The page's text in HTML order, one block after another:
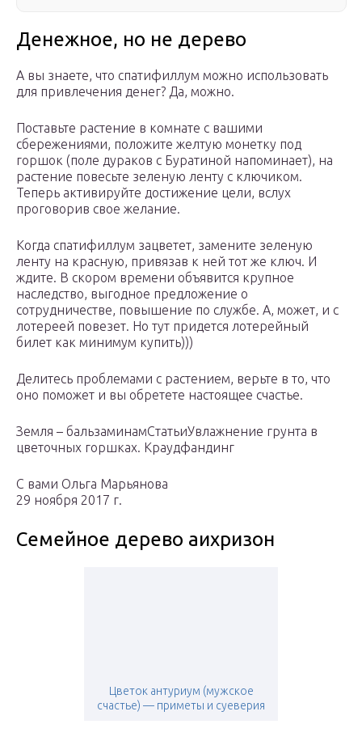
Денежное, но не дерево
А вы знаете, что спатифиллум можно использовать
для привлечения денег? Да, можно.
Поставьте растение в комнате с вашими
сбережениями, положите желтую монетку под
горшок (поле дураков с Буратиной напоминает), на
растение повесьте зеленую ленту с ключиком.
Теперь активируйте достижение цели, вслух
проговорив свое желание.
Когда спатифиллум зацветет, замените зеленую
ленту на красную, привязав к ней тот же ключ. И
ждите. В скором времени объявится крупное
наследство, выгодное предложение о
сотрудничестве, повышение по службе. А, может, и с
лотереей повезет. Но тут придется лотерейный
билет как минимум купить)))
Делитесь проблемами с растением, верьте в то, что
оно поможет и вы обретете настоящее счастье.
Земля – бальзаминамСтатьиУвлажнение грунта в
цветочных горшках. Краудфандинг
C вами Ольга Марьянова
29 ноября 2017 г.
Семейное дерево аихризон
Цветок антуриум (мужское
счастье) — приметы и суеверия